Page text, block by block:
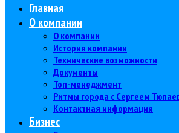
Главная
О компании
О компании
История компании
Технические возможности
Документы
Топ-менеджмент
Ритмы города с Сергеем
Контактная информация
Бизнес